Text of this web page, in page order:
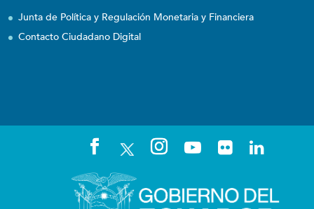
Junta de Política y Regulación Monetaria y Financiera
Contacto Ciudadano Digital